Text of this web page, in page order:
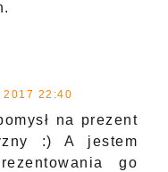
2017 22:40
na prezent
:) A jestem
go